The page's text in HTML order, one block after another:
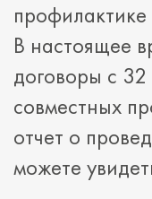
профилактике
В настоящее
договоры с
совместных
отчет о
можете